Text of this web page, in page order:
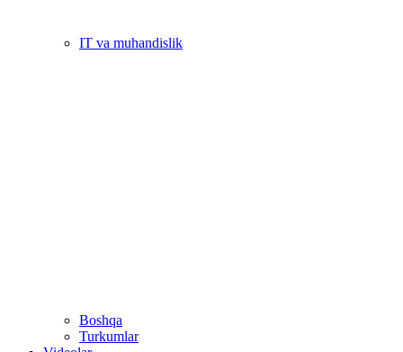
IT va muhandislik
Boshqa
Turkumlar